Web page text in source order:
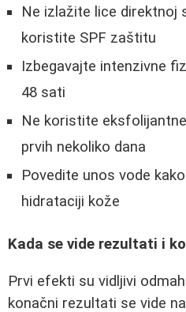
Ne izlažite lice direktnoj
koristite SPF zaštitu
Izbegavajte intenzivne
48 sati
Ne koristite
prvih nekoliko dana
Povedite unos vode
hidrataciji kože
Kada se vide rezultati i
Prvi efekti su vidljivi
konačni rezultati se vide